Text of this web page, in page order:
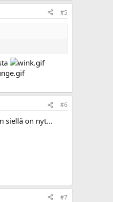
#5
#6
siellä on nyt...
#7